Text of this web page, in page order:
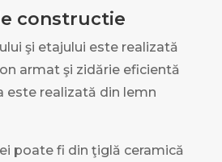
constructie
şi etajului este realizată
armat şi zidărie eficientă
este realizată din lemn
poate fi din ţiglă ceramică